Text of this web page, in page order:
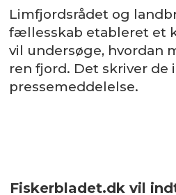
Limfjordsrådet og
fællesskab etableret et
vil undersøge, hvordan
ren fjord. Det skriver de
pressemeddelelse.
Fiskerbladet.dk vil